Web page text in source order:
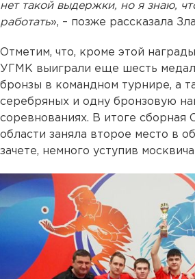
нет такой выдержки, но я знаю,
работать», – позже рассказала
Отметим, что, кроме этой
УГМК выиграли еще шесть
бронзы в командном турнире, а
серебряных и одну бронзовую
соревнованиях. В итоге сборная
области заняла второе место в
зачете, немного уступив